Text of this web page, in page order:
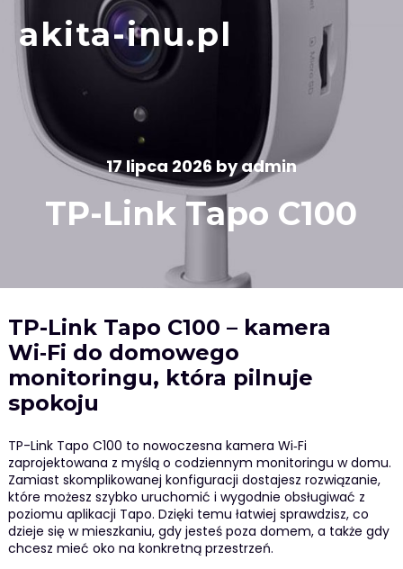
content
akita-inu.pl
17 lipca 2026 byadmin
TP-Link Tapo C100
TP-Link Tapo C100 – kamera
Wi‑Fi do domowego
monitoringu, która pilnuje
spokoju
TP-Link Tapo C100 to nowoczesna kamera Wi‑Fi
zaprojektowana z myślą o codziennym monitoringu w domu.
Zamiast skomplikowanej konfiguracji dostajesz rozwiązanie,
które możesz szybko uruchomić i wygodnie obsługiwać z
poziomu aplikacji Tapo. Dzięki temu łatwiej sprawdzisz, co
dzieje się w mieszkaniu, gdy jesteś poza domem, a także gdy
chcesz mieć oko na konkretną przestrzeń.